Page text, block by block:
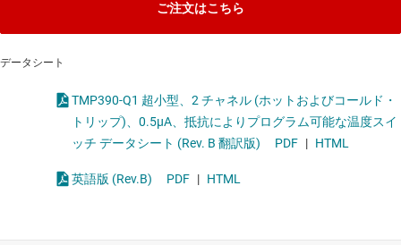
ご注文はこちら
データシート
TMP390-Q1 超小型、2 チャネル (ホットおよびコールド・
トリップ)、0.5µA、抵抗によりプログラム可能な温度スイ
ッチ データシート (Rev. B 翻訳版)
PDF | HTML
英語版 (Rev.B) PDF | HTML